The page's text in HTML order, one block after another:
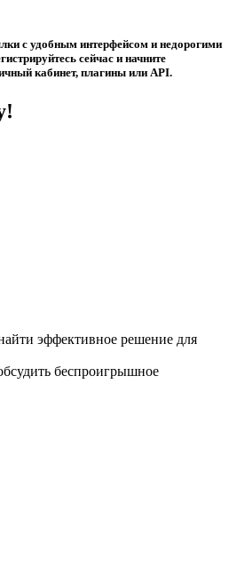
с удобным интерфейсом и недорогими
сейчас и начните
кабинет, плагины или API.
эффективное решение для
беспроигрышное